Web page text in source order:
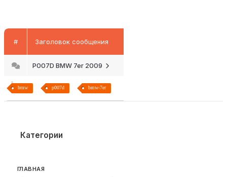
# Заголовок сообщения
P007D BMW 7er 2009
bmw p007d bmw-7er
Категории
ГЛАВНАЯ